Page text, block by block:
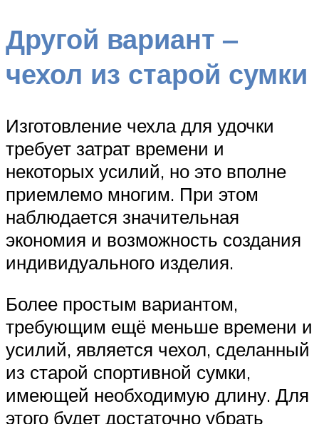
Другой вариант ‒
чехол из старой сумки
Изготовление чехла для удочки
требует затрат времени и
некоторых усилий, но это вполне
приемлемо многим. При этом
наблюдается значительная
экономия и возможность создания
индивидуального изделия.
Более простым вариантом,
требующим ещё меньше времени и
усилий, является чехол, сделанный
из старой спортивной сумки,
имеющей необходимую длину. Для
этого будет достаточно убрать